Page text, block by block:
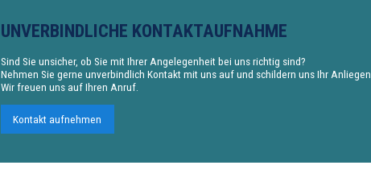
UNVERBINDLICHE KONTAKTAUFNAHME
Sind Sie unsicher, ob Sie mit Ihrer Angelegenheit bei uns richtig sind?
Nehmen Sie gerne unverbindlich Kontakt mit uns auf und schildern uns Ihr Anliegen.
Wir freuen uns auf Ihren Anruf.
Kontakt aufnehmen